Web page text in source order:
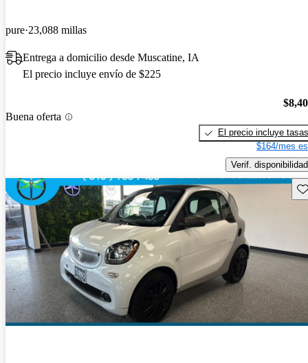
pure 23,088 millas
Entrega a domicilio desde Muscatine, IA
El precio incluye envío de $225
Buena oferta
El precio incluye tasas
$164/mes
Verif. disponibilidad